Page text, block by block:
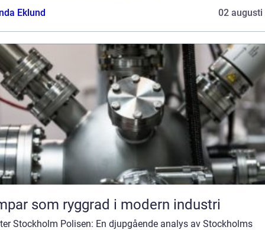
Eklund
02 augusti
som ryggrad i modern industri
Stockholm Polisen: En djupgående analys av Stockholms